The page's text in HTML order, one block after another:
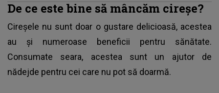
De ce este bine să mâncăm cireșe?
Cireșele nu sunt doar o gustare delicioasă, acestea
au și numeroase beneficii pentru sănătate.
Consumate seara, acestea sunt un ajutor de
nădejde pentru cei care nu pot să doarmă.